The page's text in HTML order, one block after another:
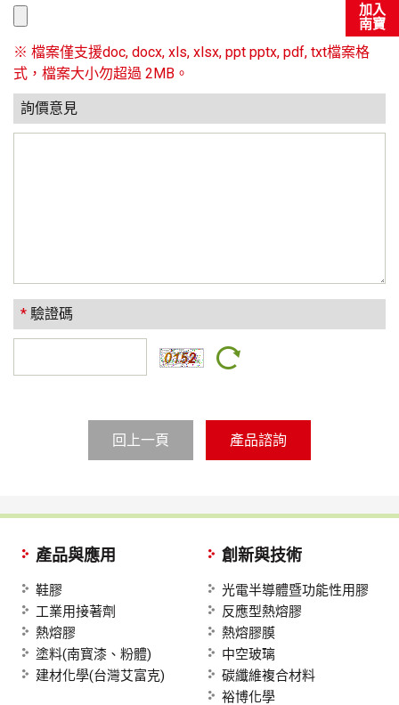
※ 檔案僅支援doc, docx, xls, xlsx, ppt pptx, pdf, txt檔案格
式，檔案大小勿超過 2MB。
詢價意見
* 驗證碼
回上一頁
產品與應用
鞋膠
工業用接著劑
熱熔膠
塗料(南寳漆、粉體)
建材化學(台灣艾富克)
創新與技術
光電半導體暨功能性用膠
反應型熱熔膠
熱熔膠膜
中空玻璃
碳纖維複合材料
裕博化學
加入
南寶